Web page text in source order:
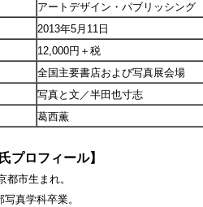
アートデザイン・パブリッシング
2013年5月11日
12,000円＋税
全国主要書店および写真展会場
写真と文／半田也寸志
葛西薫
プロフィール】
市生まれ。
真学科卒業。